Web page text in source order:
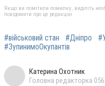
Якщо ви помітили помилку, виділіть
повідомити про це редакцію
#військовий стан #Дніпро
#ЗупинимоОкупантів
Катерина Охотник
Головна редакторка